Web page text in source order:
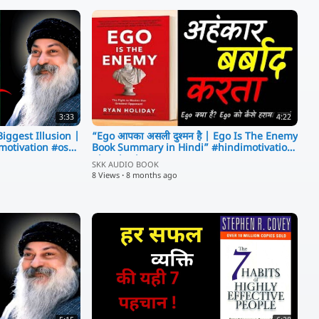
3:33
Illusion |
#osho
4:22
“Ego आपका असली दुश्मन है | Ego Is The Enemy
Book Summary in Hindi” #hindimotivation
#inspiration
SKK AUDIO BOOK
8 Views · 8 months ago